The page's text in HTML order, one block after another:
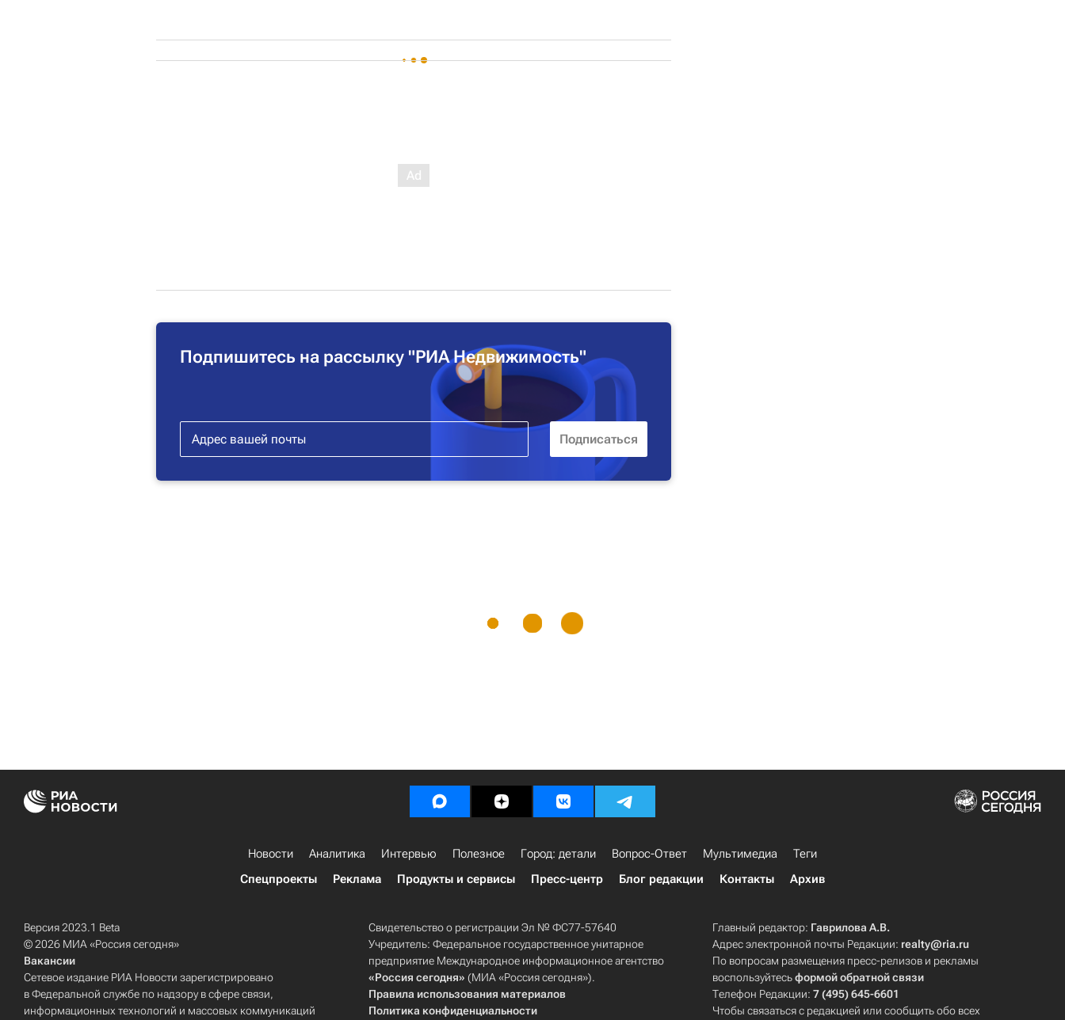
Подпишитесь на рассылку "РИА Недвижимость"
Новости Аналитика Интервью Полезное Город: детали Вопрос-Ответ Мультимедиа
Теги
Спецпроекты
Реклама Продукты и сервисы Пресс-центр Блог редакции Контакты Архив
Версия 2023.1 Beta
© 2026 МИА «Россия сегодня»
Вакансии
Сетевое издание РИА Новости зарегистрировано
в Федеральной службе по надзору в сфере связи,
информационных технологий и массовых коммуникаций
Свидетельство о регистрации Эл № ФС77-57640
Учредитель: Федеральное государственное унитарное
предприятие Международное информационное агентство
«Россия сегодня» (МИА «Россия сегодня»).
Правила использования материалов
Политика конфиденциальности
Главный редактор: Гаврилова А.В.
Адрес электронной почты Редакции: realty@ria.ru
По вопросам размещения пресс-релизов и рекламы
воспользуйтесьформой обратной связи
Телефон Редакции:7 (495) 645-6601
Чтобы связаться с редакцией или сообщить обо всех